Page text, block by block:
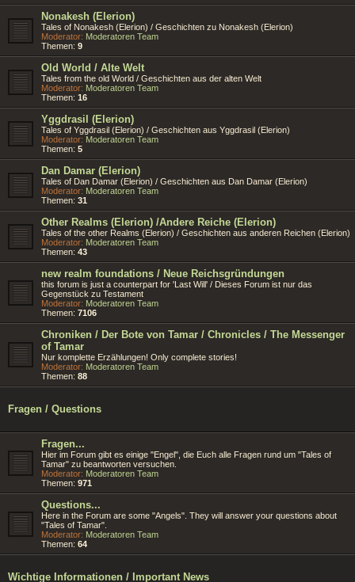
Nonakesh (Elerion)
Tales of Nonakesh (Elerion) / Geschichten zu Nonakesh (Elerion)
Moderator: Moderatoren Team
Themen: 9
Old World / Alte Welt
Tales from the old World / Geschichten aus der alten Welt
Moderator: Moderatoren Team
Themen: 16
Yggdrasil (Elerion)
Tales of Yggdrasil (Elerion) / Geschichten aus Yggdrasil (Elerion)
Moderator: Moderatoren Team
Themen: 5
Dan Damar (Elerion)
Tales of Dan Damar (Elerion) / Geschichten aus Dan Damar (Elerion)
Moderator: Moderatoren Team
Themen: 31
Other Realms (Elerion) /Andere Reiche (Elerion)
Tales of the other Realms (Elerion) / Geschichten aus anderen Reichen (Elerion)
Moderator: Moderatoren Team
Themen: 43
new realm foundations / Neue Reichsgründungen
this forum is just a counterpart for 'Last Will' / Dieses Forum ist nur das
Gegenstück zu Testament
Moderator: Moderatoren Team
Themen: 7106
Chroniken / Der Bote von Tamar / Chronicles / The Messenger
of Tamar
Nur komplette Erzählungen! Only complete stories!
Moderator: Moderatoren Team
Themen: 88
Fragen / Questions
Fragen...
Hier im Forum gibt es einige "Engel", die Euch alle Fragen rund um "Tales of
Tamar" zu beantworten versuchen.
Moderator: Moderatoren Team
Themen: 971
Questions...
Here in the Forum are some "Angels". They will answer your questions about
"Tales of Tamar".
Moderator: Moderatoren Team
Themen: 64
Wichtige Informationen / Important News